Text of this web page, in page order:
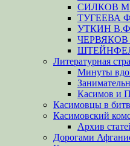
СИЛКОВ
ТУГЕЕВА
УТКИН
ЧЕРВЯКОВ
Литературная
Минуты
Касимов и
Касимовцы в
Касимовский
Архив
Дорогами